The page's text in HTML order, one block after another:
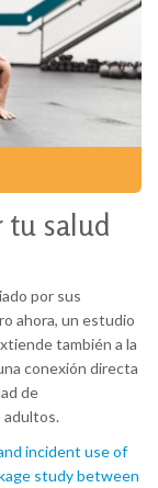
tu salud
por sus
ahora, un estudio
también a la
conexión directa
de
adultos.
incident use of
study between